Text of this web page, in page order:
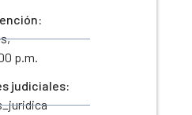
p.m.
judiciales: